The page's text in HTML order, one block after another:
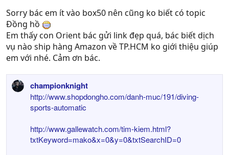
Sorry bác em ít vào box50 nên cũng ko biết có topic
Đồng hồ
Em thấy con Orient bác gửi link đẹp quá, bác biết dịch
vụ nào ship hàng Amazon về TP.HCM ko giới thiệu giúp
em với nhé. Cảm ơn bác.
championknight
http://www.shopdongho.com/danh-muc/191/diving-
sports-automatic
http://www.gallewatch.com/tim-kiem.html?
txtKeyword=mako&x=0&y=0&txtSearchID=0